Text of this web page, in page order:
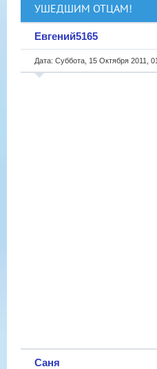
УШЕДШИМ ОТЦАМ!
Евгений5165
Дата: Суббота, 15 Октября 2011,
Саня